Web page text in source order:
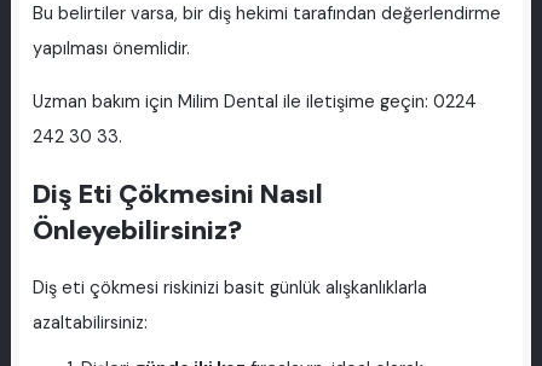
Bu belirtiler varsa, bir diş hekimi tarafından değerlendirme
yapılması önemlidir.
Uzman bakım için Milim Dental ile iletişime geçin: 0224
242 30 33.
Diş Eti Çökmesini Nasıl
Önleyebilirsiniz?
Diş eti çökmesi riskinizi basit günlük alışkanlıklarla
azaltabilirsiniz: